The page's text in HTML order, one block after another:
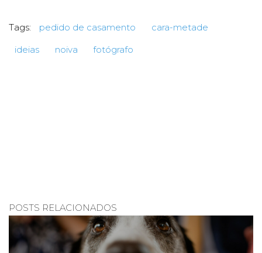
Tags: pedido de casamento
cara-metade
ideias
noiva fotógrafo
POSTS RELACIONADOS